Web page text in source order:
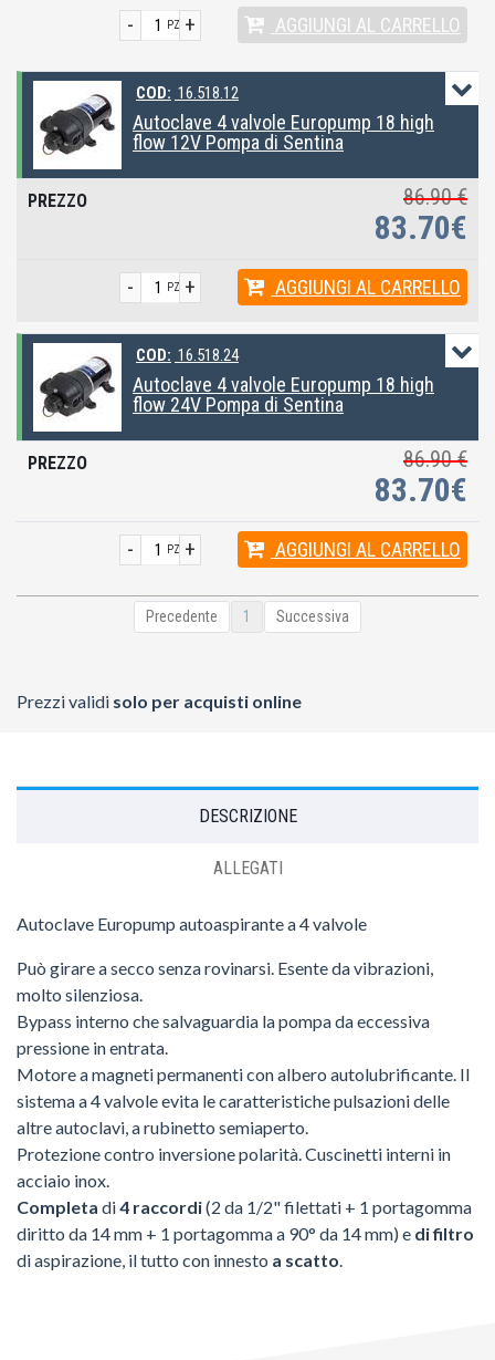
+
- PZ AGGIUNGI AL CARRELLO
COD: 16.518.12
Autoclave 4 valvole Europump 18 high
flow 12V Pompa di Sentina
86.90 €
83.70€
+
- PZ AGGIUNGI AL CARRELLO
COD: 16.518.24
Autoclave 4 valvole Europump 18 high
flow 24V Pompa di Sentina
86.90 €
83.70€
+
- PZ AGGIUNGI AL CARRELLO
Precedente 1 Successiva
Prezzi validi solo per acquisti online
DESCRIZIONE
ALLEGATI
Autoclave Europump autoaspirante a 4 valvole
Può girare a secco senza rovinarsi. Esente da vibrazioni,
molto silenziosa.
Bypass interno che salvaguardia la pompa da eccessiva
pressione in entrata.
Motore a magneti permanenti con albero autolubrificante. Il
sistema a 4 valvole evita le caratteristiche pulsazioni delle
altre autoclavi, a rubinetto semiaperto.
Protezione contro inversione polarità. Cuscinetti interni in
acciaio inox.
Completa di4 raccordi(2 da 1/2" filettati + 1 portagomma
diritto da 14 mm + 1 portagomma a 90° da 14 mm) e di filtro
di aspirazione, il tutto con innesto a scatto